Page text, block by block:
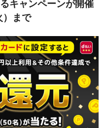
キャンペーンが開催
）まで